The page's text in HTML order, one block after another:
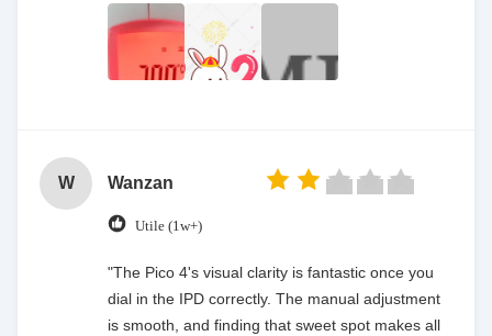
W Wanzan
Utile (1w+)
"The Pico 4's visual clarity is fantastic once you
dial in the IPD correctly. The manual adjustment
is smooth, and finding that sweet spot makes all